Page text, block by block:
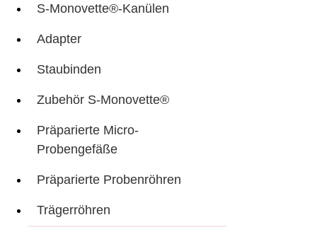
S-Monovette®-Kanülen
Adapter
Staubinden
Zubehör S-Monovette®
Präparierte Micro-
Probengefäße
Präparierte Probenröhren
Trägerröhren